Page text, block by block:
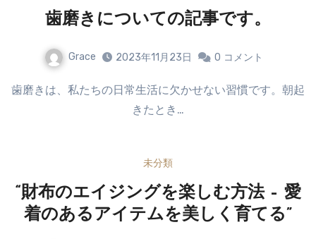
歯磨きについての記事です。
Grace 2023年11月23日 0 コメント
歯磨きは、私たちの日常生活に欠かせない習慣です。朝起
きたとき…
未分類
“財布のエイジングを楽しむ方法 – 愛
着のあるアイテムを美しく育てる”